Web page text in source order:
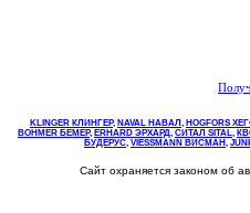
KLINGER КЛИНГЕР, NAVAL НАВАЛ , НOGFORS
BOHMER БЕМЕР, ERHARD ЭРХАРД, СИТАЛ SITAL,
БУДЕРУС, VIESSMANN ВИСМАН ,
Сайт охраняется законом об